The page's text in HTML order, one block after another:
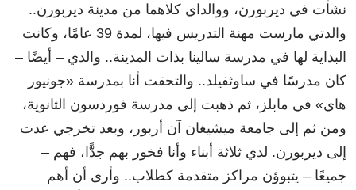
نشأت في ديربورن، ووالداي كلاهما من مدينة ديربورن..
والدتي مارست مهنة التدريس فيها، لمدة 39 عامًا، وكانت
البداية لها في مدرسة سالينا بذات المدينة.. والدي – أيضًا –
كان مدرسًا في ساوثفيلد.. والتحقت أنا بمدرسة «جونيور
هاي» في مابلز، ثم ذهبت إلى مدرسة فوردسون الثانوية،
ومن ثم إلى جامعة ميشيغان آن أربور، وبعد تخرجي عدت
إلى ديربورن. لدي ثلاثة أبناء وأنا فخور بهم جدًّا، فهم –
جميعًا – يتبوؤن مراكز متقدمة كطلاب.. وأرى أن أهم